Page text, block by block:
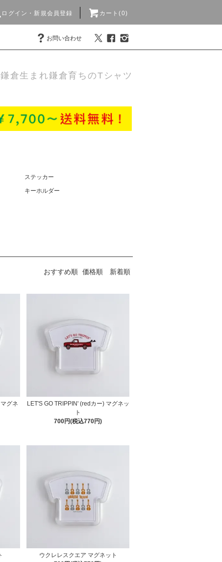
ログイン・新規会員登録 カート(0)
お問い合わせ
鎌倉生まれ鎌倉育ちのTシャツ
ステッカー
キーホルダー
おすすめ順 価格順 新着順
グネ
LET'S GO TRIPPIN' (redカー) マグネッ
ト
700円(税込770円)
ウクレレスクエア マグネット